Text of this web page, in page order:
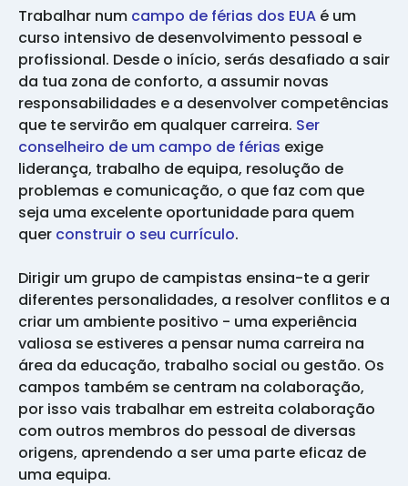
Trabalhar num campo de férias dos EUA é um
curso intensivo de desenvolvimento pessoal e
profissional. Desde o início, serás desafiado a sair
da tua zona de conforto, a assumir novas
responsabilidades e a desenvolver competências
que te servirão em qualquer carreira. Ser
conselheiro de um campo de férias exige
liderança, trabalho de equipa, resolução de
problemas e comunicação, o que faz com que
seja uma excelente oportunidade para quem
quer construir o seu currículo.
Dirigir um grupo de campistas ensina-te a gerir
diferentes personalidades, a resolver conflitos e a
criar um ambiente positivo - uma experiência
valiosa se estiveres a pensar numa carreira na
área da educação, trabalho social ou gestão. Os
campos também se centram na colaboração,
por isso vais trabalhar em estreita colaboração
com outros membros do pessoal de diversas
origens, aprendendo a ser uma parte eficaz de
uma equipa.